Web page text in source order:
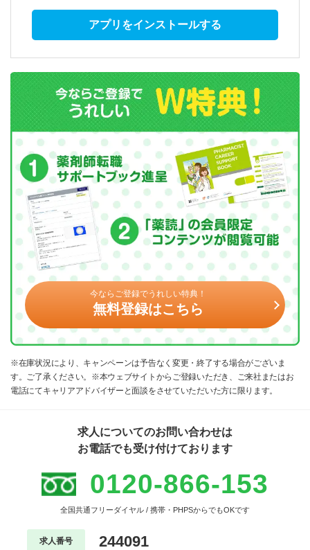
アプリをインストールする
今ならご登録でうれしい特典！
無料登録はこちら
※在庫状況により、キャンペーンは予告なく変更・終了する場合がございま
す。ご了承ください。※本ウェブサイトからご登録いただき、ご来社またはお
電話にてキャリアアドバイザーと面談をさせていただいた方に限ります。
求人についてのお問い合わせは
お電話でも受け付けております
0120-866-153
全国共通フリーダイヤル / 携帯・PHPSからでもOKです
求人番号 244091